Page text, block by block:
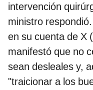
intervención
ministro
en su cuenta de X
manifestó que no
sean desleales y,
"traicionar a los